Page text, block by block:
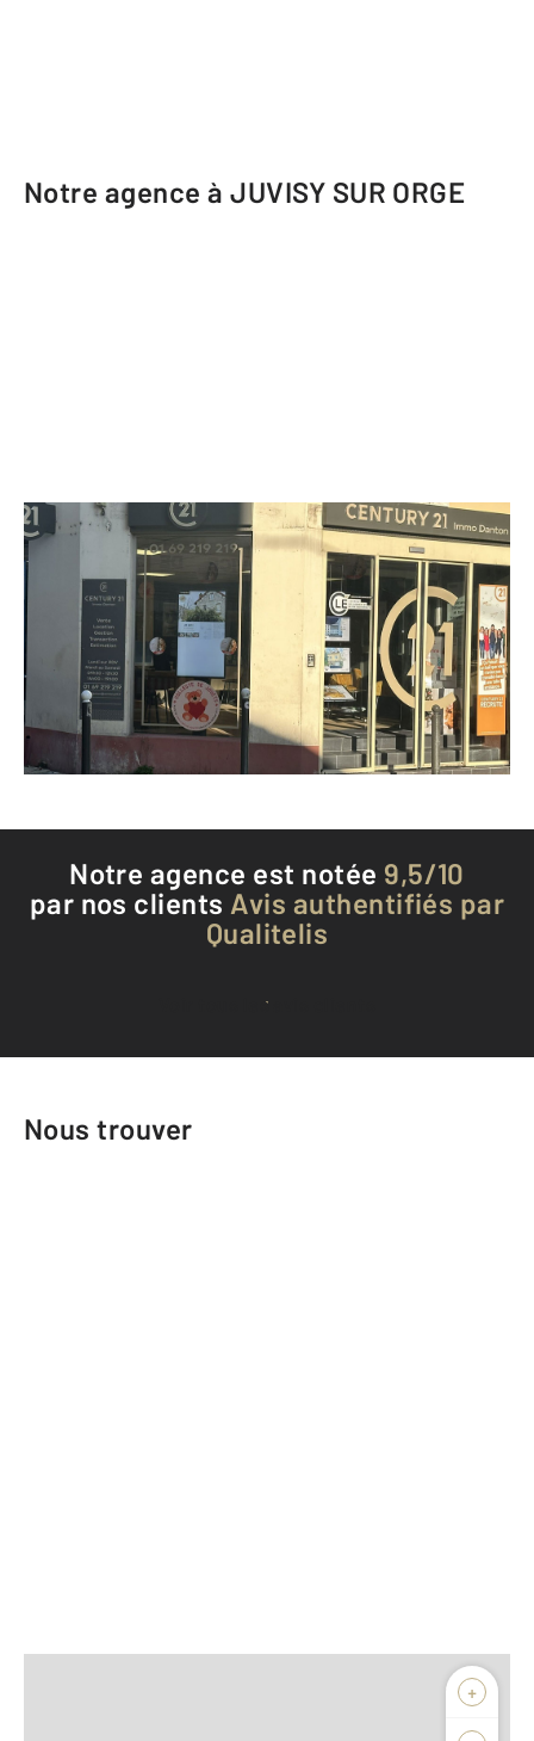
Notre agence à JUVISY SUR ORGE
CENTURY 21 Immo Danton
1 rue George Sand
JUVISY SUR ORGE - 91260
Envoyer un message
Téléphoner à l'agence
Notre agence est notée 9,5/10
par nos clients Avis authentifiés par
Qualitelis
Voir tous les avis clients
Nous trouver
+